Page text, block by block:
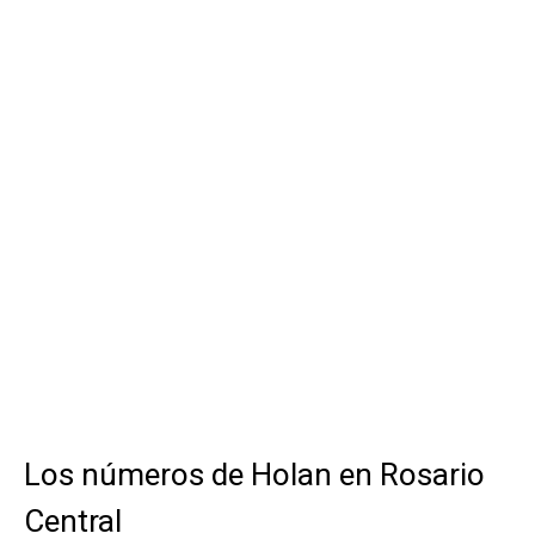
Los números de Holan en Rosario
Central